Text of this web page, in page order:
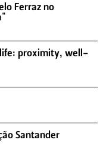
Ferraz no
life: proximity, well-
Santander